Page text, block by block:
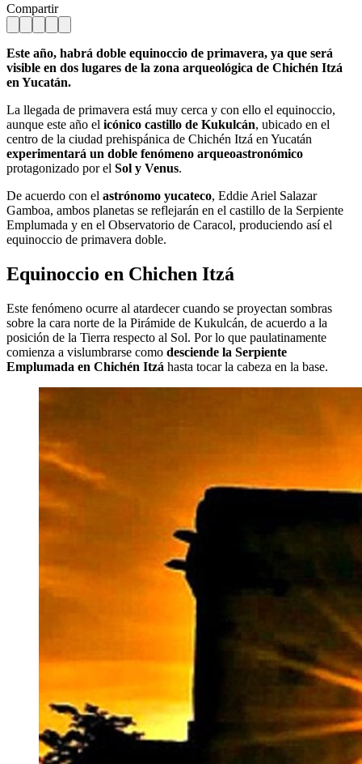
Compartir
Este año, habrá doble equinoccio de primavera, ya que será
visible en dos lugares de la zona arqueológica de Chichén Itzá
en Yucatán.
La llegada de primavera está muy cerca y con ello el equinoccio,
aunque este año el icónico castillo de Kukulcán, ubicado en el
centro de la ciudad prehispánica de Chichén Itzá en Yucatán
experimentará un doble fenómeno arqueoastronómico
protagonizado por el Sol y Venus.
De acuerdo con el astrónomo yucateco, Eddie Ariel Salazar
Gamboa, ambos planetas se reflejarán en el castillo de la Serpiente
Emplumada y en el Observatorio de Caracol, produciendo así el
equinoccio de primavera doble.
Equinoccio en Chichen Itzá
Este fenómeno ocurre al atardecer cuando se proyectan sombras
sobre la cara norte de la Pirámide de Kukulcán, de acuerdo a la
posición de la Tierra respecto al Sol. Por lo que paulatinamente
comienza a vislumbrarse como desciende la Serpiente
Emplumada en Chichén Itzá hasta tocar la cabeza en la base.